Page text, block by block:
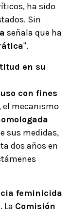
ha sido
Sin
señala que ha
".
en su
uso con fines
el mecanismo
sus medidas,
dos años en
feminicida
La Comisión